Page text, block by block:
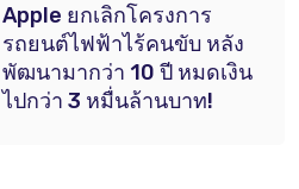
Apple ยกเลิกโครงการ
รถยนต์ไฟฟ้าไร้คนขับ หลัง
พัฒนามากว่า 10 ปี หมดเงิน
ไปกว่า 3 หมื่นล้านบาท!